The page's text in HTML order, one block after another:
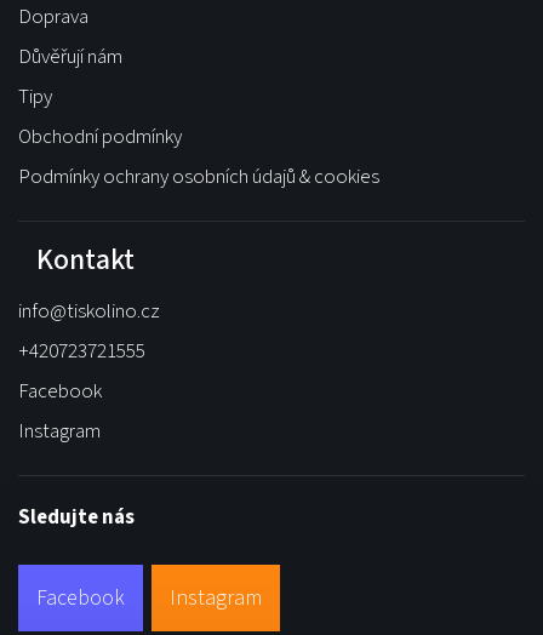
Doprava
Důvěřují nám
Tipy
Obchodní podmínky
Podmínky ochrany osobních údajů & cookies
Kontakt
info@tiskolino.cz
+420723721555
Facebook
Instagram
Sledujte nás
Facebook Instagram